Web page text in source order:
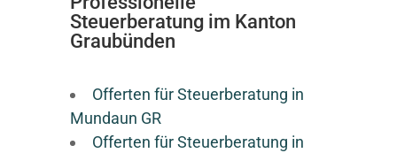
Steuerberatung im Kanton
Graubünden
Offerten für Steuerberatung in
Mundaun GR
Offerten für Steuerberatung in